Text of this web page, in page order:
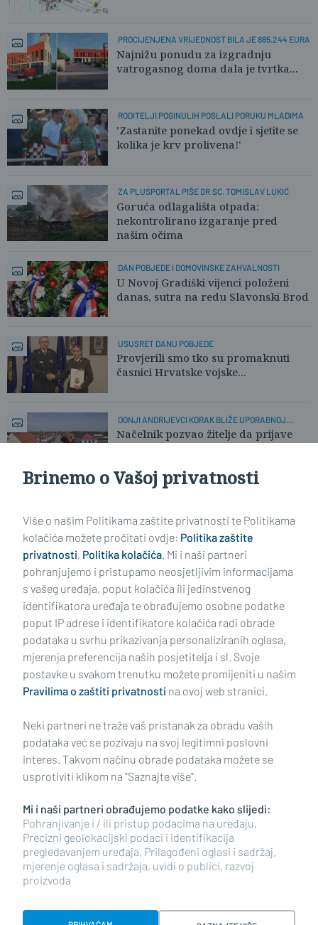
PROCIJENJENA VRIJEDNOST BILA JE 885.244 EURA
Najnižu ponudu za izgradnju
vatrogasnog doma dala je tvrtka...
RODITELJI POGINULIH POSLALI PORUKU MLADIMA
'Zastanite ponekad ovdje i sjetite se
kolika je krv prolivena!'
ZA PLUSPORTAL PIŠE DR.SC. TOMISLAV LUKIĆ
Goruća odlagališta otpada:
nekontrolirano izgaranje pred
našim očima
DAN POBJEDE I DOMOVINSKE ZAHVALNOSTI
U Novoj Gradiški vijenci položeni
danas, sutra na redu Slavonski Brod
USUSRET DANU POBJEDE
Provjerili smo tko su promaknuti
časnici Hrvatske vojske...
DONJI ANDRIJEVCI KORAK BLIŽE UPORABNOJ
DOZVOLI
Načelnik pozvao žitelje da prijave
Impressum Uvjeti korištenja Politika privatnosti
Politika kolačića Kontakt Pritužbe Suradnici
Oglašavanje
RUBRIKE
BRODSKO-POSAVSKA ŽUPANIJA
POŽEŠKO-SLAVONSKA ŽUPANIJA
Brinemo o Vašoj privatnosti
Više o našim Politikama zaštite privatnosti te Politikama
kolačića možete pročitati ovdje: Politika zaštite
privatnosti, Politika kolačića. Mi i naši partneri
pohranjujemo i pristupamo neosjetljivim informacijama
s vašeg uređaja, poput kolačića ili jedinstvenog
identifikatora uređaja te obrađujemo osobne podatke
poput IP adrese i identifikatore kolačića radi obrade
podataka u svrhu prikazivanja personaliziranih oglasa,
mjerenja preferencija naših posjetitelja i sl. Svoje
postavke u svakom trenutku možete promijeniti u našim
Pravilima o zaštiti privatnosti na ovoj web stranici.
Neki partneri ne traže vaš pristanak za obradu vaših
podataka već se pozivaju na svoj legitimni poslovni
interes. Takvom načinu obrade podataka možete se
usprotiviti klikom na "Saznajte više".
Mi i naši partneri obrađujemo podatke kako slijedi:
Pohranjivanje i / ili pristup podacima na uređaju,
Precizni geolokacijski podaci i identifikacija
pregledavanjem uređaja, Prilagođeni oglasi i sadržaj,
mjerenje oglasa i sadržaja, uvidi o publici, razvoj
proizvoda